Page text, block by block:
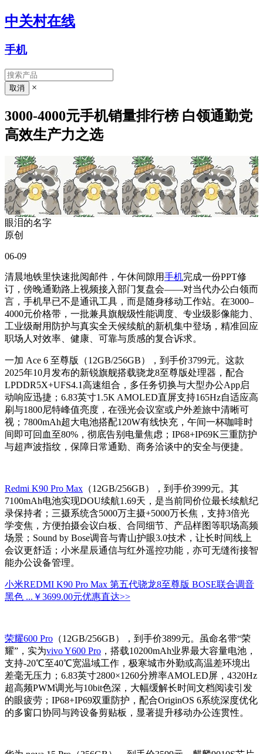
中关村在线
手机
×
3000-4000元手机销量排行榜 白领通勤党
高效生产力之选
眼泪的名字
原创
06-09
清晨地铁里快速批阅邮件，午休间隙用手机完成一份PPT修
订，傍晚通勤路上视频接入部门复盘会——对当代办公白领而
言，手机早已不是通讯工具，而是随身移动工作站。在3000–
4000元价格带，一批兼具旗舰级性能调度、专业级影像能力、
工业级耐用防护与真实全天候续航的新机集中登场，精准回应
职场人对效率、健康、可靠与质感的复合诉求。
一加 Ace 6 至尊版（12GB/256GB），到手价3799元。这款
2025年10月发布的新锐旗舰搭载骁龙8至尊版处理器，配合
LPDDR5X+UFS4.1高速组合，多任务切换与大型办公App启
动响应迅捷；6.83英寸1.5K AMOLED直屏支持165Hz自适应高
刷与1800尼特峰值亮度，在强光会议室或户外差旅中清晰可
视；7800mAh超大电池搭配120W有线快充，午间一杯咖啡时
间即可回血至80%，彻底告别电量焦虑；IP68+IP69K三重防护
与超声波指纹，保障日常通勤、商务洽谈中的安全与便捷。
Redmi K90 Pro Max （12GB/256GB），到手价3999元。其
7100mAh电池实现DOU续航1.69天，是当前同价位最长续航纪
录保持者；三摄系统含5000万主摄+5000万长焦，支持3倍光
学变焦，方便拍摄会议白板、合同细节、产品样图等职场高频
场景；Sound by Bose调音与青山护眼3.0技术，让长时间线上
会议更舒适；小米星辰通信与红外遥控功能，亦可无缝衔接智
能办公设备管理。
小米REDMI K90 Pro Max 第五代骁龙8至尊版 BOSE联合调音
黑色 ... ￥3699.00元优惠直达>>
荣耀600 Pro （12GB/256GB），到手价3899元。虽命名带“荣
耀”，实为vivo Y600 Pro ，搭载10200mAh业界最大容量电池，
支持-20℃至40℃宽温域工作，极寒城市外勤或高温差环境出
差毫无压力；6.83英寸2800×1260分辨率AMOLED屏，4320Hz
超高频PWM调光与10bit色深，大幅缓解长时间文档阅读引发
的眼疲劳；IP68+IP69双重防护，配合OriginOS 6系统深度优化
的多窗口协同与跨设备剪贴板，显著提升移动办公连贯性。